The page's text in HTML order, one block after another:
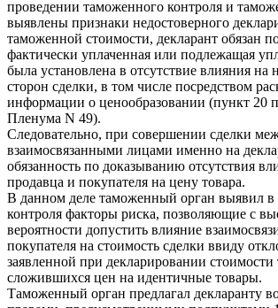
проведении таможенного контроля и
выявлены признаки недостоверного
таможенной стоимости, декларант обязан
фактически уплаченная или подлежащая
была установлена в отсутствие влияния на
сторон сделки, в том числе посредством
информации о ценообразовании (пункт 20
Пленума N 49).
Следовательно, при совершении сделки
взаимосвязанными лицами именно на
обязанность по доказыванию отсутствия
продавца и покупателя на цену товара.
В данном деле таможенный орган выявил в
контроля факторы риска, позволяющие с
вероятности допустить влияние
покупателя на стоимость сделки ввиду
заявленной при декларировании стоимости
сложившихся цен на идентичные товары.
Таможенный орган предлагал декларанту